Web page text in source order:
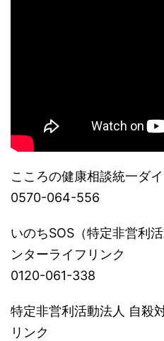
こころの健康相談統一ダ
0570-064-556
いのちSOS（特定非営利
ンターライフリンク
0120-061-338
特定非営利活動法人 自殺
リンク